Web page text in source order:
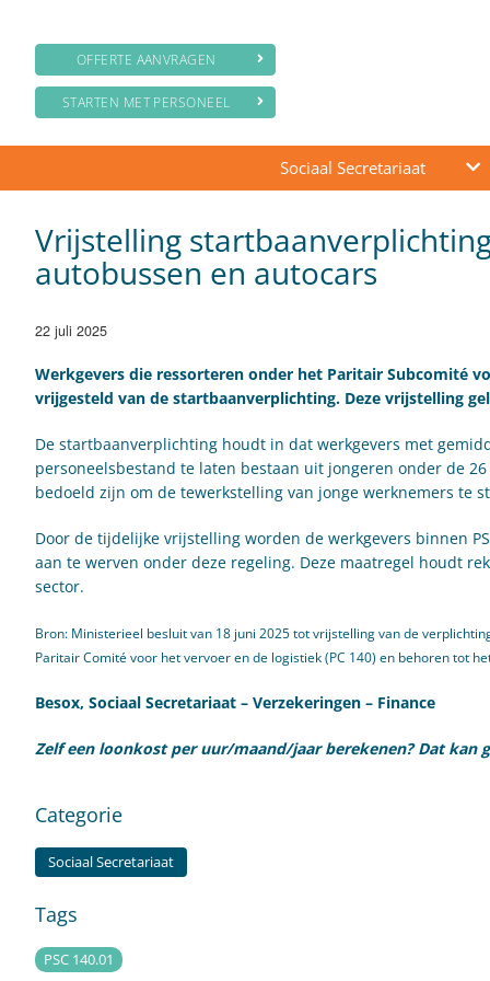
OFFERTE AANVRAGEN
STARTEN MET PERSONEEL
Sociaal Secretariaat
Vrijstelling
autobussen en autocars
22 juli 2025
Werkgevers die ressorteren onder het Paritair Subcomité
vrijgesteld van de startbaanverplichting. Deze vrijstelling
De startbaanverplichting houdt in dat werkgevers met
personeelsbestand te laten bestaan uit jongeren onder de
bedoeld zijn om de tewerkstelling van jonge werknemers
Door de tijdelijke vrijstelling worden de werkgevers binnen
aan te werven onder deze regeling. Deze maatregel houdt
sector.
Bron: Ministerieel besluit van 18 juni 2025 tot vrijstelling van de
Paritair Comité voor het vervoer en de logistiek (PC 140) en behoren tot
Besox, Sociaal Secretariaat – Verzekeringen – Finance
Zelf een loonkost per uur/maand/jaar berekenen? Dat kan
Categorie
Sociaal Secretariaat
Tags
PSC 140.01